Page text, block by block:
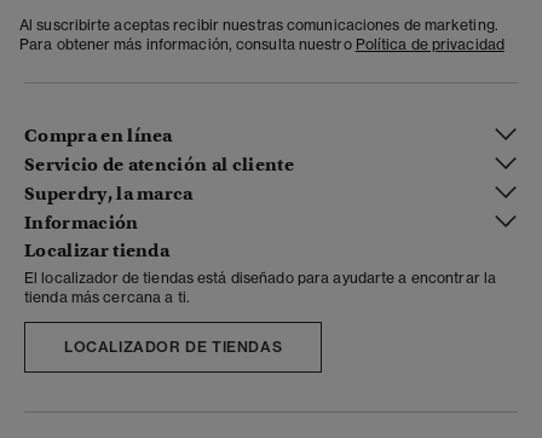
Al suscribirte aceptas recibir nuestras comunicaciones de marketing.
Para obtener más información, consulta nuestro Política de privacidad
Compra en línea
Servicio de atención al cliente
Superdry, la marca
Información
Localizar tienda
El localizador de tiendas está diseñado para ayudarte a encontrar la
tienda más cercana a ti.
LOCALIZADOR DE TIENDAS